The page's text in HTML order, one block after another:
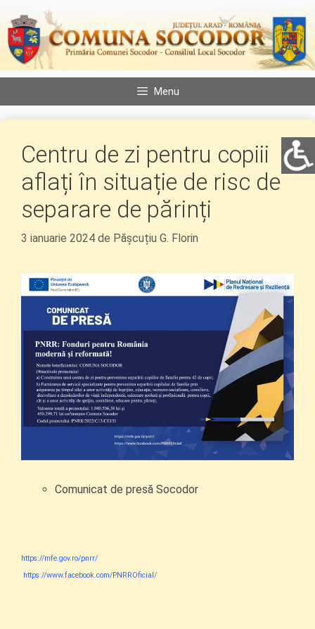
conținut
Menu
Centru de zi pentru copiii
aflați în situație de risc de
separare de părinți
3 ianuarie 2024 de Pășcuțiu G. Florin
Comunicat de presă Socodor
https://mfe.gov.ro/pnrr/
https://www.facebook.com/PNRROficial/